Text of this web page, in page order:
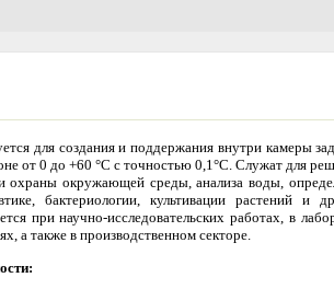
для создания и поддержания внутри камеры
от 0 до +60 °С с точностью 0,1°С. Служат для
охраны окружающей среды, анализа воды,
бактериологии, культивации растений и
при научно-исследовательских работах, в
а также в производственном секторе.